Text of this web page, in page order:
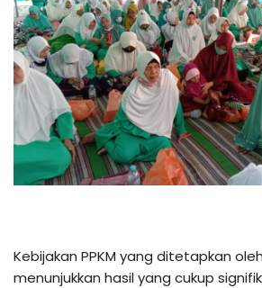
Kebijakan PPKM yang ditetapkan
menunjukkan hasil yang cukup